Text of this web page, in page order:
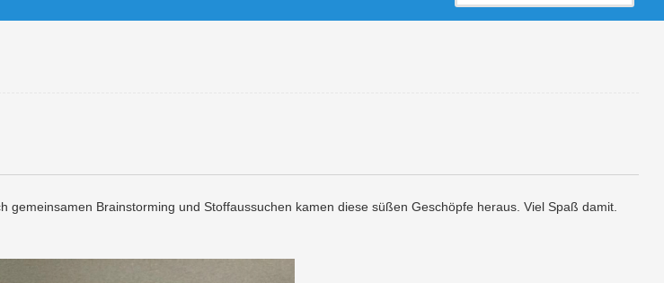
Brainstorming und Stoffaussuchen kamen diese süßen Geschöpfe heraus. Viel Spaß damit.